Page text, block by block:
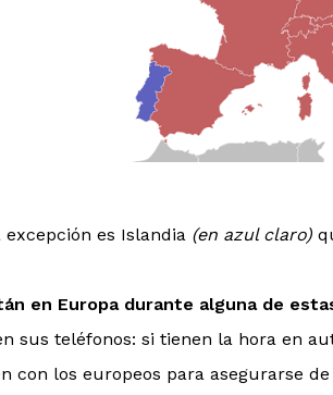
excepción es Islandia (en azul claro)
en Europa durante alguna de
sus teléfonos: si tienen la hora en
con los europeos para asegurarse